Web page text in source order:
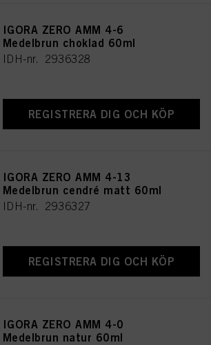
IGORA ZERO AMM 4-6
Medelbrun choklad 60ml
IDH-nr. 2936328
REGISTRERA DIG OCH KÖP
IGORA ZERO AMM 4-13
Medelbrun cendré matt 60ml
IDH-nr. 2936327
REGISTRERA DIG OCH KÖP
IGORA ZERO AMM 4-0
Medelbrun natur 60ml